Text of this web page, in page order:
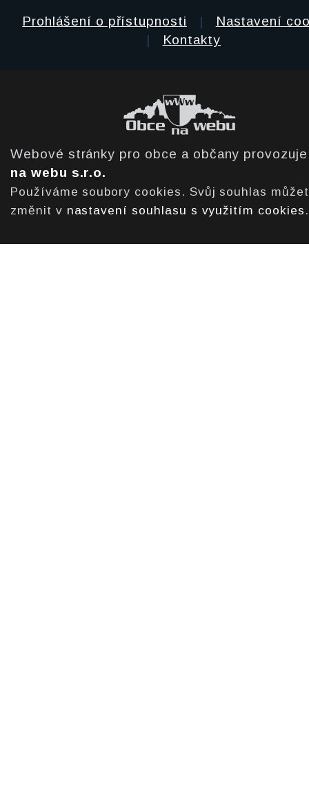
Prohlášení o přístupnosti |
Nastavení
|
Kontakty
Webové stránky pro obce a občany
na webu s.r.o.
Používáme soubory cookies. Svůj souhlas
změnit v nastavení souhlasu s využitím cookies .